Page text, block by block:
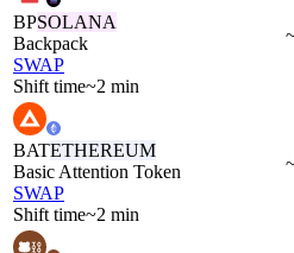
BPSOLANA
Backpack
SWAP
Shift time~2 min
BATETHEREUM
Basic Attention Token
SWAP
Shift time~2 min